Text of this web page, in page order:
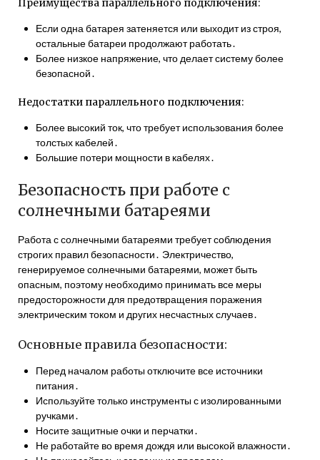
Преимущества параллельного подключения:
Если одна батарея затеняется или выходит из строя,
остальные батареи продолжают работать․
Более низкое напряжение, что делает систему более
безопасной․
Недостатки параллельного подключения:
Более высокий ток, что требует использования более
толстых кабелей․
Большие потери мощности в кабелях․
Безопасность при работе с
солнечными батареями
Работа с солнечными батареями требует соблюдения
строгих правил безопасности․ Электричество,
генерируемое солнечными батареями, может быть
опасным, поэтому необходимо принимать все меры
предосторожности для предотвращения поражения
электрическим током и других несчастных случаев․
Основные правила безопасности:
Перед началом работы отключите все источники
питания․
Используйте только инструменты с изолированными
ручками․
Носите защитные очки и перчатки․
Не работайте во время дождя или высокой влажности․